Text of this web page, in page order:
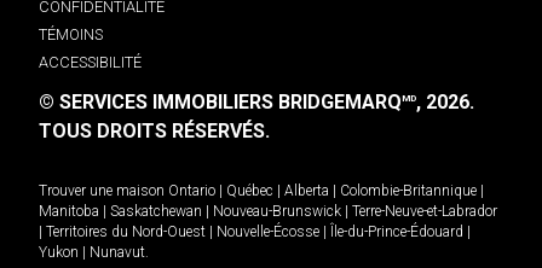
CONFIDENTIALITÉ
TÉMOINS
ACCESSIBILITÉ
© SERVICES IMMOBILIERS BRIDGEMARQMD, 2026.
TOUS DROITS RÉSERVÉS.
Trouver une maison Ontario | Québec | Alberta | Colombie-Britannique |
Manitoba | Saskatchewan | Nouveau-Brunswick | Terre-Neuve-et-Labrador
| Territoires du Nord-Ouest | Nouvelle-Écosse | Île-du-Prince-Édouard |
Yukon | Nunavut